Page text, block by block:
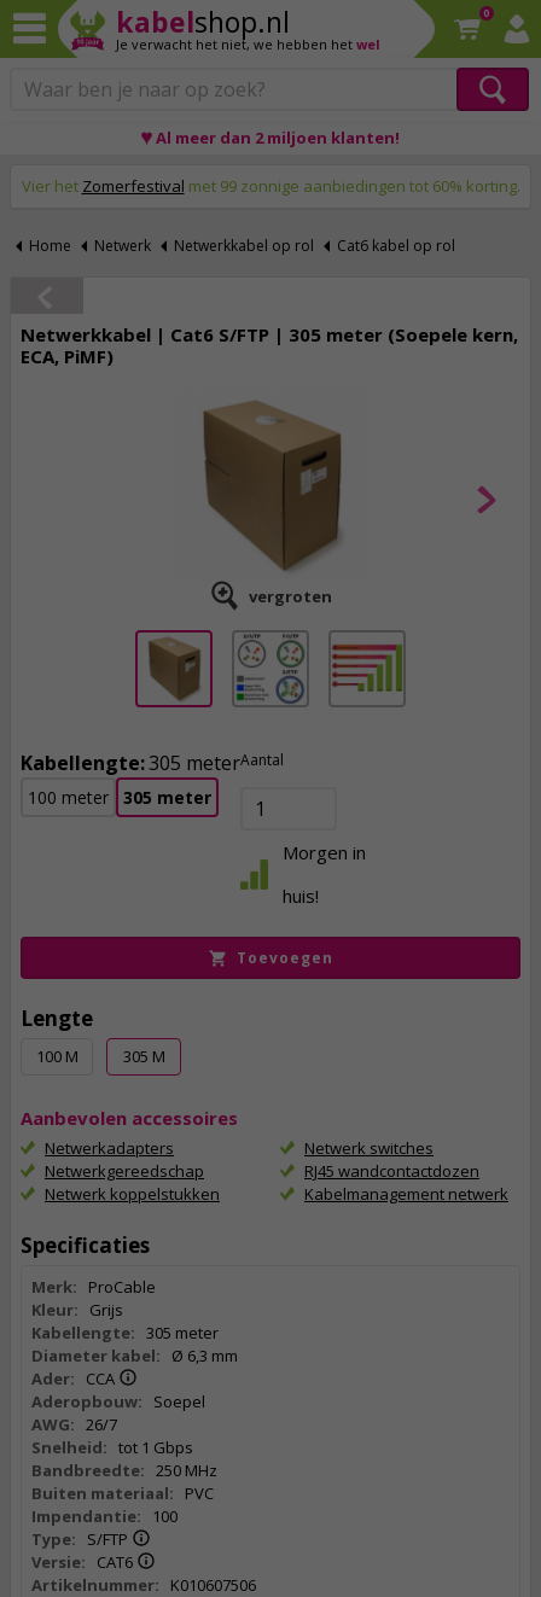
kabelshop.nl
Je verwacht het niet, we hebben het wel
0
♥ Al meer dan 2 miljoen klanten!
Vier het Zomerfestival met 99 zonnige aanbiedingen tot 60% korting.
Home Netwerk Netwerkkabel op rol Cat6 kabel op rol
Netwerkkabel | Cat6 S/FTP | 305 meter (Soepele kern,
ECA, PiMF)
vergroten
Kabellengte:305 meter
100 meter 305 meter
Aantal
Morgen in
huis!
Toevoegen
Lengte
100 M 305 M
Aanbevolen accessoires
Netwerkadapters
Netwerkgereedschap
Netwerk koppelstukken
Netwerk switches
RJ45 wandcontactdozen
Kabelmanagement netwerk
Specificaties
Merk:
ProCable
Kleur:
Grijs
Kabellengte: 305 meter
Diameter kabel:
Ø 6,3 mm
Ader:
CCA
Aderopbouw:
Soepel
AWG: 26/7
Snelheid: tot 1 Gbps
Bandbreedte: 250 MHz
Buiten materiaal:
PVC
Impendantie:
100
Type:
S/FTP
Versie:
CAT6
Artikelnummer:
K010607506